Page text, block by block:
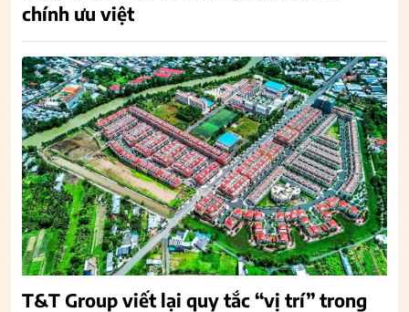
chính ưu việt
T&T Group viết lại quy tắc “vị trí” trong